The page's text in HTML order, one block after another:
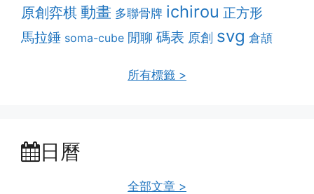
原創弈棋 動畫 多聯骨牌 ichirou 正方形
馬拉錘 soma-cube 閒聊 碼表 原創 svg 倉頡
所有標籤 >
日曆
全部文章 >